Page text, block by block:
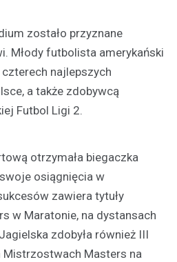
zostało przyznane
Młody futbolista amerykański
najlepszych
a także zdobywcą
Futbol Ligi 2.
otrzymała biegaczka
osiągnięcia w
zawiera tytuły
w Maratonie, na dystansach
zdobyła również III
Masters na